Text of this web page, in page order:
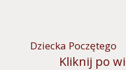
Dziecka Poczętego
Kliknij po